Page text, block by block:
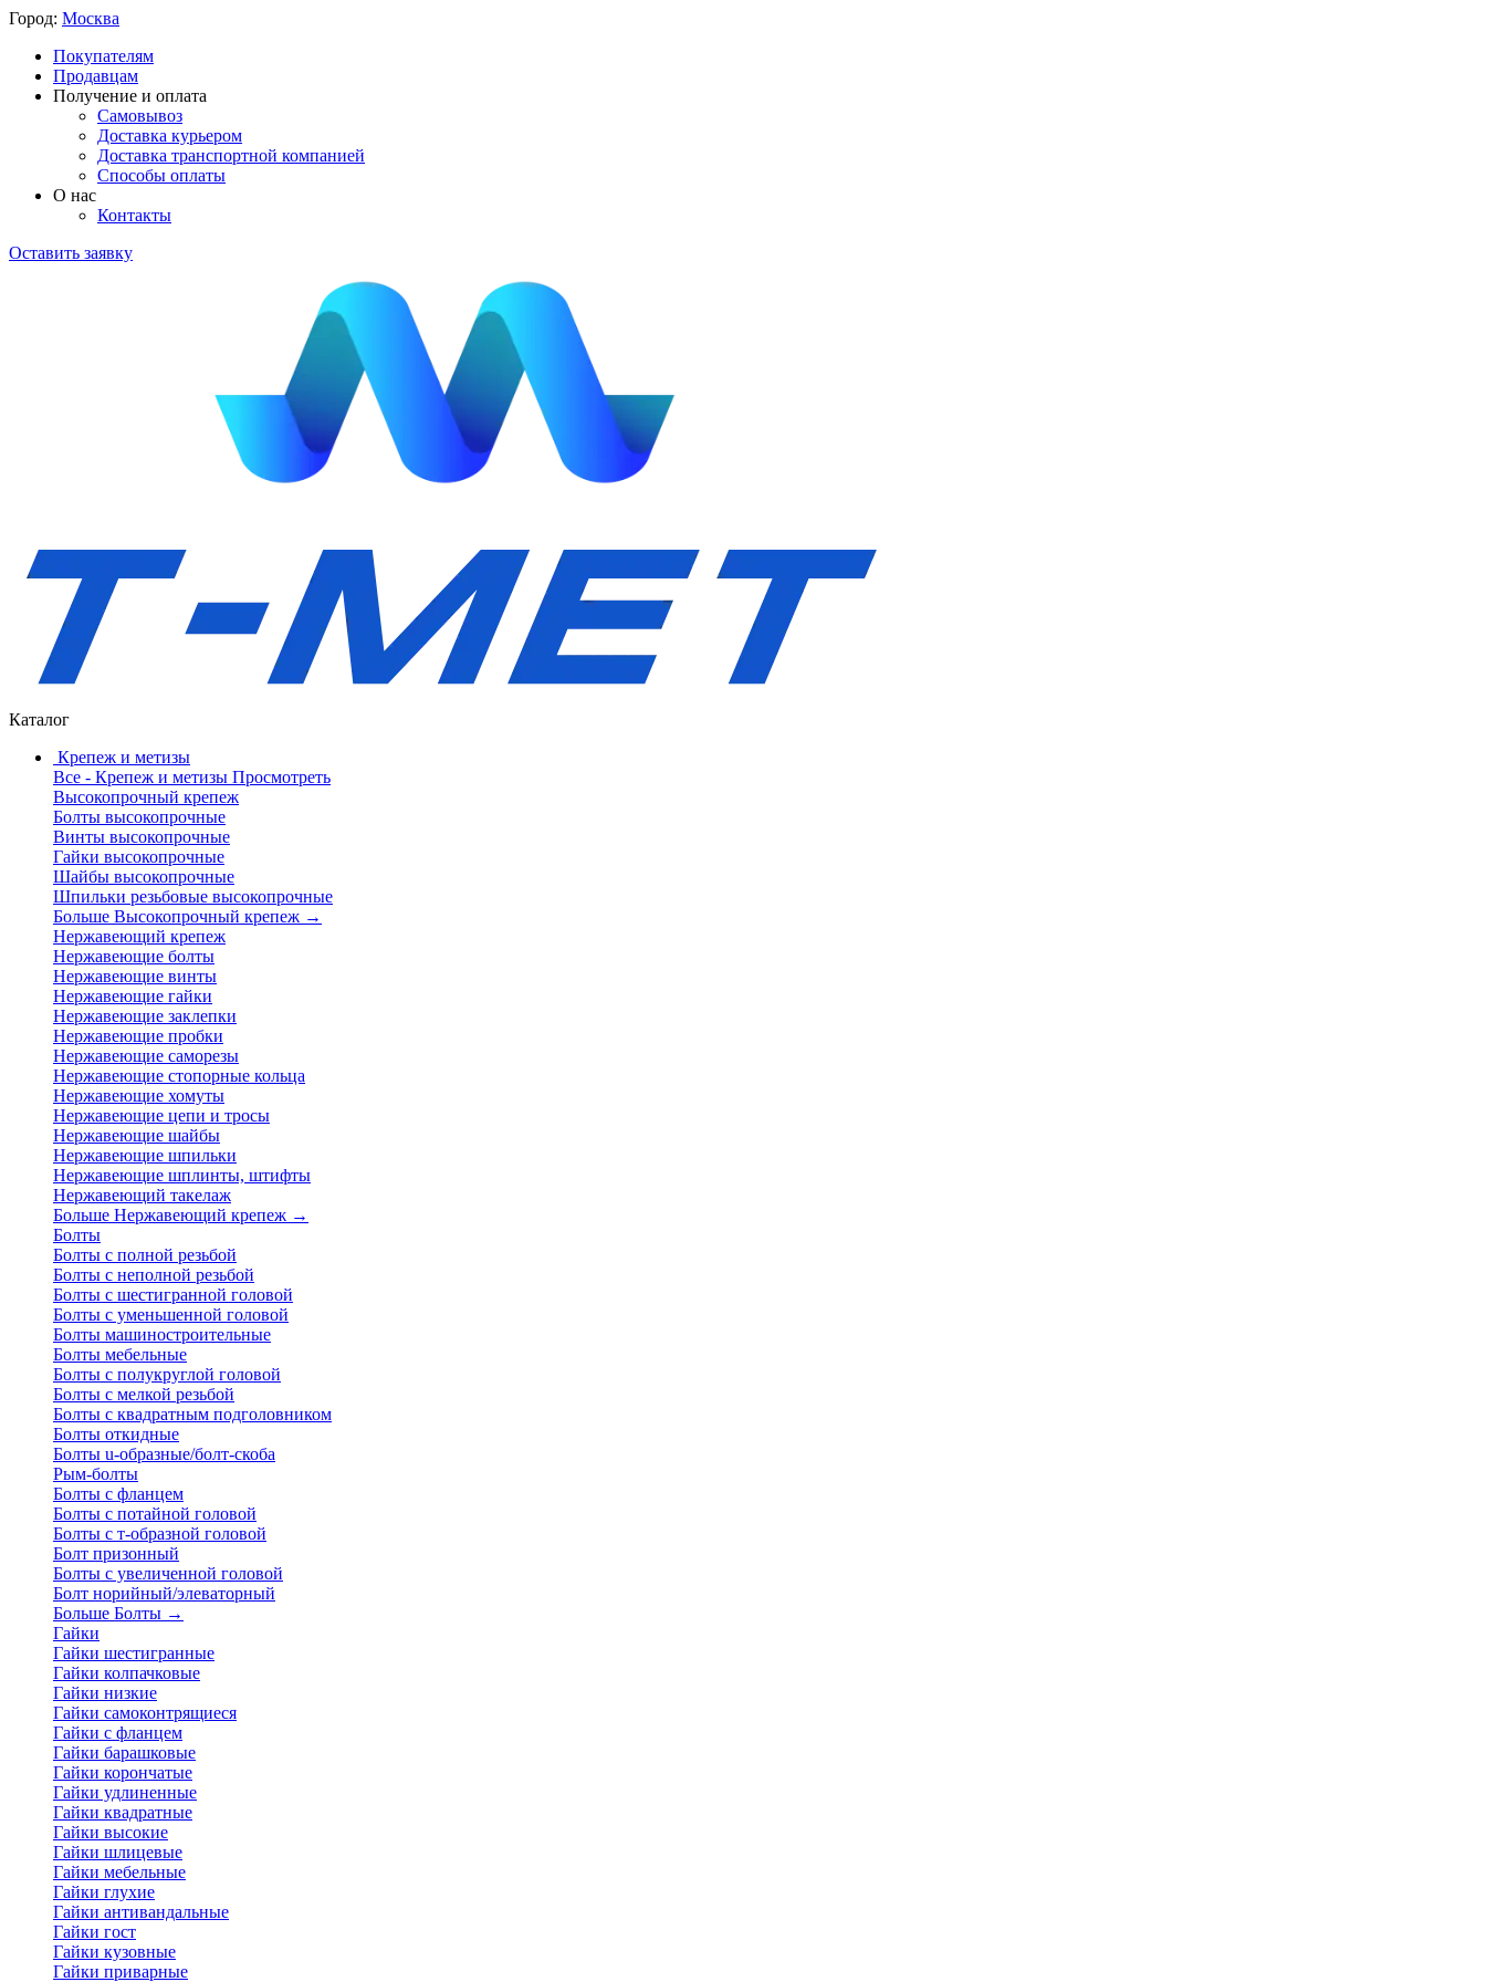
Город: Москва
Покупателям
Продавцам
Получение и оплата
Самовывоз
Доставка курьером
Доставка транспортной компанией
Способы оплаты
О нас
Контакты
Оставить заявку
Каталог
Крепеж и метизы
Все - Крепеж и метизы Просмотреть
Высокопрочный крепеж
Болты высокопрочные
Винты высокопрочные
Гайки высокопрочные
Шайбы высокопрочные
Шпильки резьбовые высокопрочные
Больше Высокопрочный крепеж →
Нержавеющий крепеж
Нержавеющие болты
Нержавеющие винты
Нержавеющие гайки
Нержавеющие заклепки
Нержавеющие пробки
Нержавеющие саморезы
Нержавеющие стопорные кольца
Нержавеющие хомуты
Нержавеющие цепи и тросы
Нержавеющие шайбы
Нержавеющие шпильки
Нержавеющие шплинты, штифты
Нержавеющий такелаж
Больше Нержавеющий крепеж →
Болты
Болты с полной резьбой
Болты с неполной резьбой
Болты с шестигранной головой
Болты с уменьшенной головой
Болты машиностроительные
Болты мебельные
Болты с полукруглой головой
Болты с мелкой резьбой
Болты с квадратным подголовником
Болты откидные
Болты u-образные/болт-скоба
Рым-болты
Болты с фланцем
Болты с потайной головой
Болты с т-образной головой
Болт призонный
Болты с увеличенной головой
Болт норийный/элеваторный
Больше Болты →
Гайки
Гайки шестигранные
Гайки колпачковые
Гайки низкие
Гайки самоконтрящиеся
Гайки с фланцем
Гайки барашковые
Гайки корончатые
Гайки удлиненные
Гайки квадратные
Гайки высокие
Гайки шлицевые
Гайки мебельные
Гайки глухие
Гайки антивандальные
Гайки гост
Гайки кузовные
Гайки приварные